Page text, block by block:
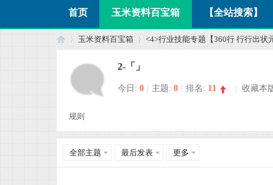
首页 玉米资料百宝箱 【全站搜索】
玉米资料百宝箱
›
<4>行业技能专题【360行 行行出状
2-「」
今日: 0 主题: 0 排名: 11 | 收藏本
规则
全部主题 最后发表 更多